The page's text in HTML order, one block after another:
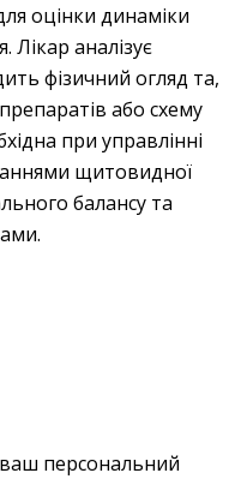
оцінки динаміки
Лікар аналізує
фізичний огляд та,
або схему
при управлінні
щитовидної
балансу та
персональний